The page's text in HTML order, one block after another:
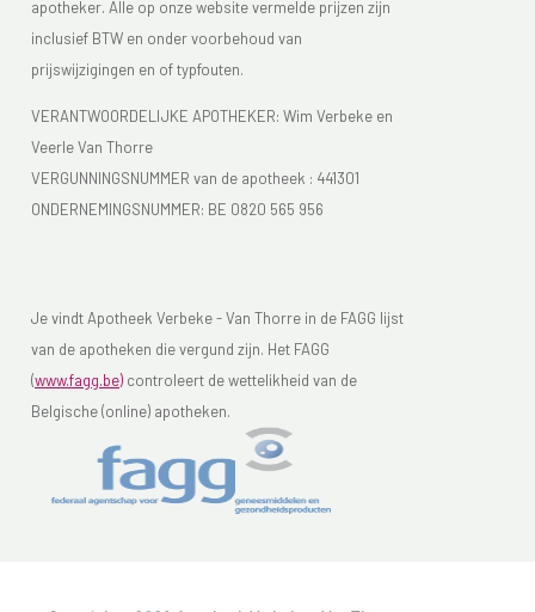
apotheker. Alle op onze website vermelde prijzen zijn
inclusief BTW en onder voorbehoud van
prijswijzigingen en of typfouten.
VERANTWOORDELIJKE APOTHEKER: Wim Verbeke en
Veerle Van Thorre
VERGUNNINGSNUMMER van de apotheek : 441301
ONDERNEMINGSNUMMER: BE 0820 565 956
Je vindt Apotheek Verbeke - Van Thorre in de FAGG lijst
van de apotheken die vergund zijn. Het FAGG
(www.fagg.be) controleert de wettelikheid van de
Belgische (online) apotheken.